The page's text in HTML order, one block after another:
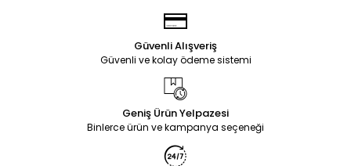
Güvenli Alışveriş
Güvenli ve kolay ödeme sistemi
Geniş Ürün Yelpazesi
Binlerce ürün ve kampanya seçeneği